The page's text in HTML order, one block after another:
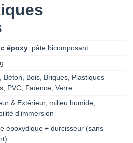
époxy , pâte bicomposant
Béton, Bois, Briques, Plastiques
PVC, Faïence, Verre
& Extérieur, milieu humide,
d'immersion
époxydique + durcisseur (sans